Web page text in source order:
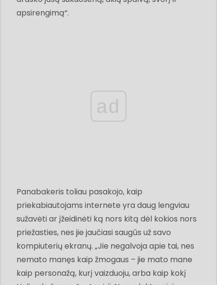
apsirengimą“.
ad
Panabakeris toliau pasakojo, kaip
priekabiautojams internete yra daug lengviau
sužavėti ar įžeidinėti ką nors kitą dėl kokios nors
priežasties, nes jie jaučiasi saugūs už savo
kompiuterių ekranų. „Jie negalvoja apie tai, nes
nemato manęs kaip žmogaus – jie mato mane
kaip personažą, kurį vaizduoju, arba kaip kokį